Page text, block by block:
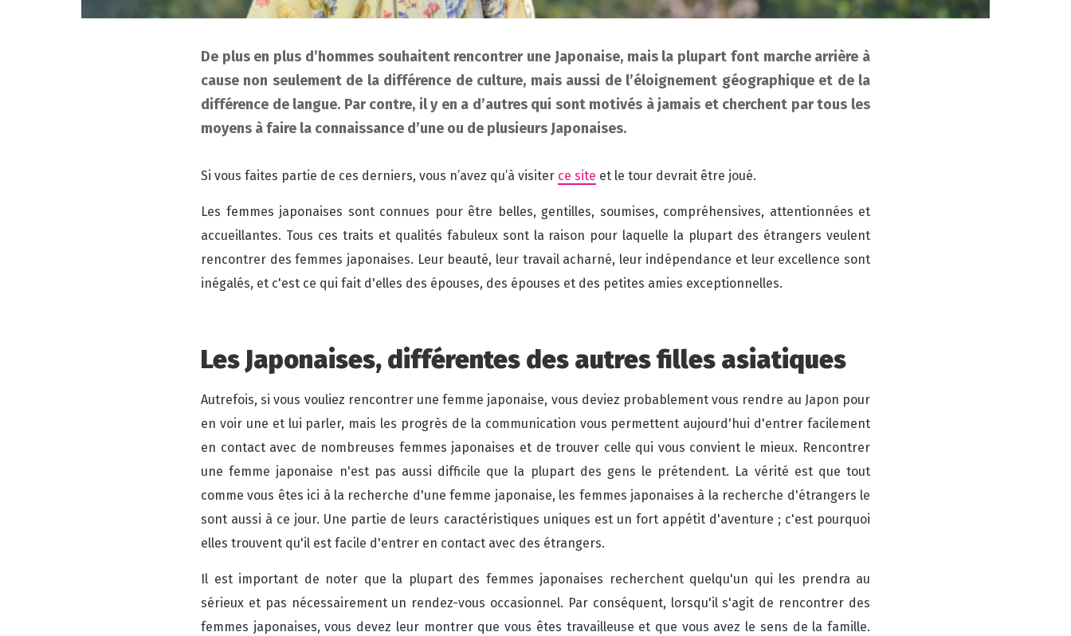
De plus en plus d’hommes souhaitent rencontrer une Japonaise, mais la plupart font marche arrière à
cause non seulement de la différence de culture, mais aussi de l’éloignement géographique et de la
différence de langue. Par contre, il y en a d’autres qui sont motivés à jamais et cherchent par tous les
moyens à faire la connaissance d’une ou de plusieurs Japonaises.
Si vous faites partie de ces derniers, vous n’avez qu’à visiter ce site et le tour devrait être joué.
Les femmes japonaises sont connues pour être belles, gentilles, soumises, compréhensives, attentionnées et
accueillantes. Tous ces traits et qualités fabuleux sont la raison pour laquelle la plupart des étrangers veulent
rencontrer des femmes japonaises. Leur beauté, leur travail acharné, leur indépendance et leur excellence sont
inégalés, et c'est ce qui fait d'elles des épouses, des épouses et des petites amies exceptionnelles.
Les Japonaises, différentes des autres filles asiatiques
Autrefois, si vous vouliez rencontrer une femme japonaise, vous deviez probablement vous rendre au Japon pour
en voir une et lui parler, mais les progrès de la communication vous permettent aujourd'hui d'entrer facilement
en contact avec de nombreuses femmes japonaises et de trouver celle qui vous convient le mieux. Rencontrer
une femme japonaise n'est pas aussi difficile que la plupart des gens le prétendent. La vérité est que tout
comme vous êtes ici à la recherche d'une femme japonaise, les femmes japonaises à la recherche d'étrangers le
sont aussi à ce jour. Une partie de leurs caractéristiques uniques est un fort appétit d'aventure ; c'est pourquoi
elles trouvent qu'il est facile d'entrer en contact avec des étrangers.
Il est important de noter que la plupart des femmes japonaises recherchent quelqu'un qui les prendra au
sérieux et pas nécessairement un rendez-vous occasionnel. Par conséquent, lorsqu'il s'agit de rencontrer des
femmes japonaises, vous devez leur montrer que vous êtes travailleuse et que vous avez le sens de la famille.